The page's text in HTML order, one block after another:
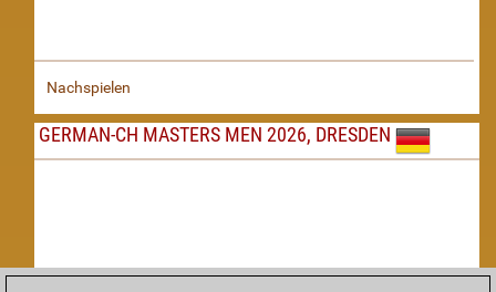
Nachspielen
GERMAN-CH MASTERS MEN 2026, DRESDEN